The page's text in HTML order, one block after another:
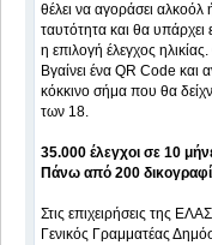
θέλει να αγοράσει αλκοόλ
ταυτότητα και θα
η επιλογή έλεγχος
Βγαίνει ένα QR Code και
κόκκινο σήμα που θα
των 18.
35.000 έλεγχοι σε 10
Πάνω από 200
Στις επιχειρήσεις της
Γενικός Γραμματέας